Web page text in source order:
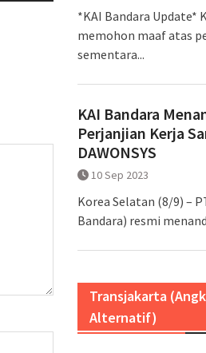
*KAI Bandara Update*
memohon maaf atas
sementara...
KAI Bandara
Perjanjian Kerja
DAWONSYS
10 Sep 2023
Korea Selatan (8/9) –
Bandara) resmi
Transjakarta
Alternatif)